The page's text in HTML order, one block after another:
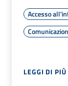
Accesso
LEGGI DI PIÙ